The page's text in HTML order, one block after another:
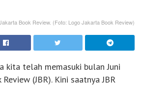
Book Review. (Foto: Logo Jakarta Book Review)
kita telah memasuki bulan Juni
(JBR). Kini saatnya JBR